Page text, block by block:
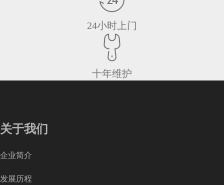
24小时上门
十年维护
关于我们
企业简介
发展历程